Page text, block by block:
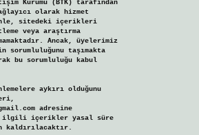
Kurumu (BTK) tarafından
olarak hizmet
sitedeki içerikleri
veya araştırma
Ancak, üyelerimiz
taşımakta
bu sorumluluğu kabul
aykırı olduğunu
adresine
ilgili içerikler yasal süre
kaldırılacaktır.